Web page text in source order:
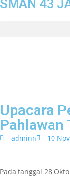
SMAN 43
Upacara
Pahlawan
adminn 10
Pada tanggal 28